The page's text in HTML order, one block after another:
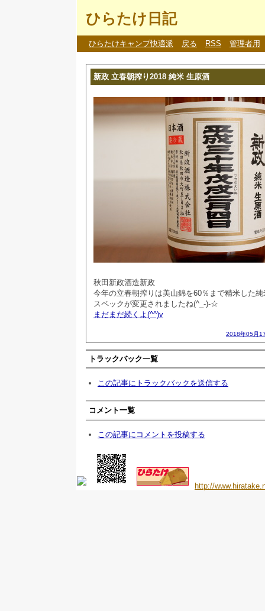
ひらたけ日記
ひらたけキャンプ快適派 戻る RSS 管理者用
新政 立春朝搾り2018 純米 生原酒
秋田新政酒造新政
今年の立春朝搾りは美山錦を60％まで精米した
スペックが変更されましたね(^_-)-☆
まだまだ続くよ(^^)v
2018年05月
トラックバック一覧
この記事にトラックバックを送信する
コメント一覧
この記事にコメントを投稿する
http://